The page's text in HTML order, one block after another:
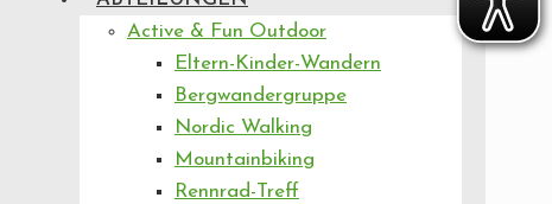
Active & Fun Outdoor
Eltern-Kinder-Wandern
Bergwandergruppe
Nordic Walking
Mountainbiking
Rennrad-Treff